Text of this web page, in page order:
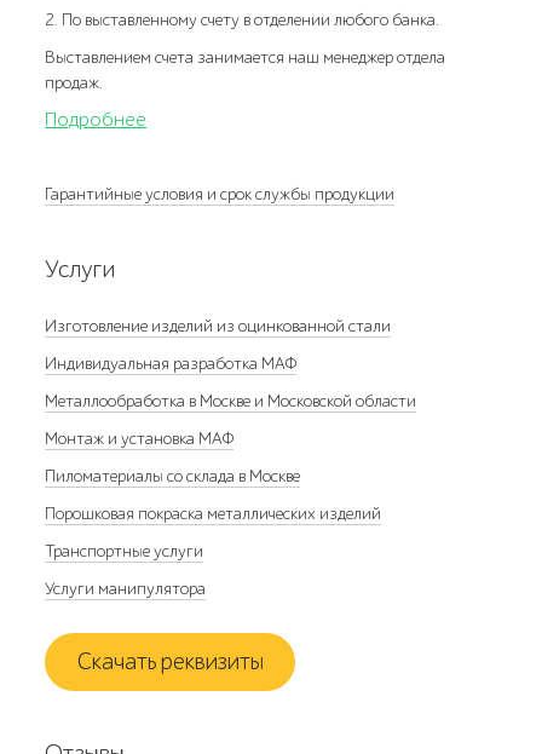
2. По выставленному счету в отделении любого банка.
Выставлением счета занимается наш менеджер отдела
продаж.
Подробнее
Гарантийные условия и срок службы продукции
Услуги
Изготовление изделий из оцинкованной стали
Индивидуальная разработка МАФ
Металлообработка в Москве и Московской области
Монтаж и установка МАФ
Пиломатериалы со склада в Москве
Порошковая покраска металлических изделий
Транспортные услуги
Услуги манипулятора
Скачать реквизиты